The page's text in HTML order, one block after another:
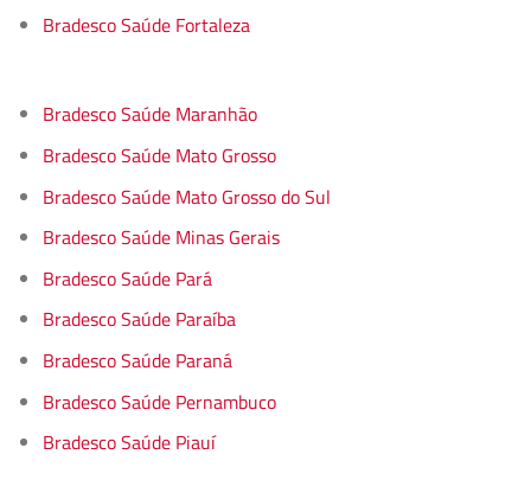
Bradesco Saúde Fortaleza
Bradesco Saúde Maranhão
Bradesco Saúde Mato Grosso
Bradesco Saúde Mato Grosso do Sul
Bradesco Saúde Minas Gerais
Bradesco Saúde Pará
Bradesco Saúde Paraíba
Bradesco Saúde Paraná
Bradesco Saúde Pernambuco
Bradesco Saúde Piauí